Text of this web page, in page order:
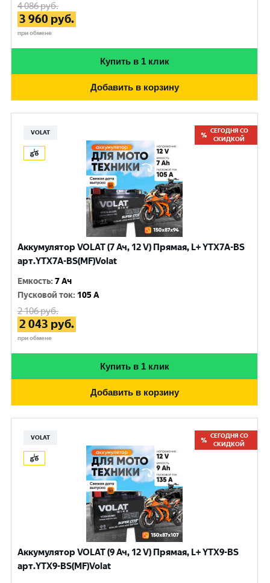
4 086руб.
3 960 руб.
при обмене
Купить в 1 клик
Добавить в корзину
VOLAT
СЕГОДНЯ СО
СКИДКОЙ
Аккумулятор VOLAT (7 Ач, 12 V) Прямая, L+ YTX7A-BS
арт.YTX7A-BS(MF)Volat
Емкость:7 Ач
Пусковой ток: 105 A
2 106руб.
2 043 руб.
при обмене
Купить в 1 клик
Добавить в корзину
VOLAT
СЕГОДНЯ СО
СКИДКОЙ
Аккумулятор VOLAT (9 Ач, 12 V) Прямая, L+ YTX9-BS
арт.YTX9-BS(MF)Volat